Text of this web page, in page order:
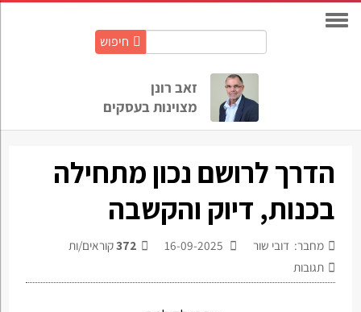
חיפוש
זאב רונן
מצוינות בעסקים
הדרך לרושם נכון מתחילה
בכנות, דיוק והקשבה
מחבר: דובי שור 372קוראים/ות
תגובות